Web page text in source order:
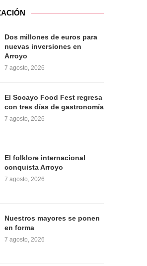
Dos millones de euros para
nuevas inversiones en
Arroyo
7 agosto, 2026
El Socayo Food Fest regresa
con tres días de gastronomía
7 agosto, 2026
El folklore internacional
conquista Arroyo
7 agosto, 2026
Nuestros mayores se ponen
en forma
7 agosto, 2026